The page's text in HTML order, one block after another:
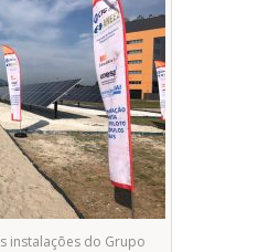
instalações do Grupo